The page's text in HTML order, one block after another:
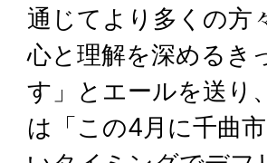
通じてより多くの方
心と理解を深めるき
す」とエールを送り
は「この4月に千曲